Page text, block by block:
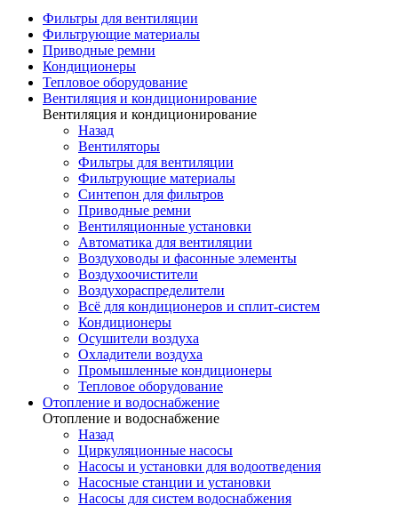
Фильтры для вентиляции
Фильтрующие материалы
Приводные ремни
Кондиционеры
Тепловое оборудование
Вентиляция и кондиционирование
Вентиляция и кондиционирование
Назад
Вентиляторы
Фильтры для вентиляции
Фильтрующие материалы
Синтепон для фильтров
Приводные ремни
Вентиляционные установки
Автоматика для вентиляции
Воздуховоды и фасонные элементы
Воздухоочистители
Воздухораспределители
Всё для кондиционеров и сплит-систем
Кондиционеры
Осушители воздуха
Охладители воздуха
Промышленные кондиционеры
Тепловое оборудование
Отопление и водоснабжение
Отопление и водоснабжение
Назад
Циркуляционные насосы
Насосы и установки для водоотведения
Насосные станции и установки
Насосы для систем водоснабжения